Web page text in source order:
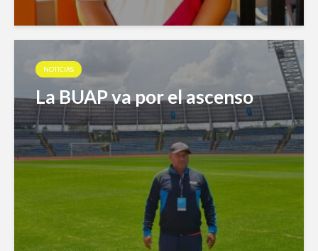
NOTICIAS
La BUAP va por el ascenso